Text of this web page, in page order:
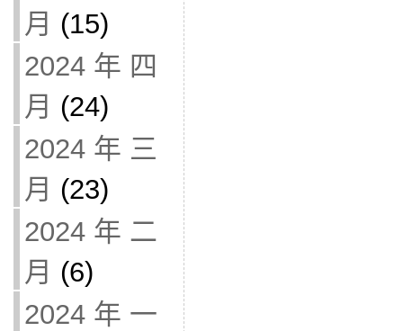
月 (15)
2024 年 四
月 (24)
2024 年 三
月 (23)
2024 年 二
月 (6)
2024 年 一